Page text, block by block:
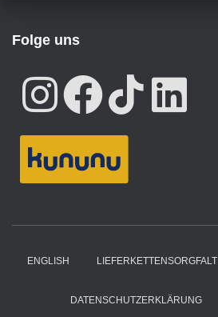
Folge uns
ENGLISH LIEFERKETTENSORGFALT
DATENSCHUTZERKLÄRUNG